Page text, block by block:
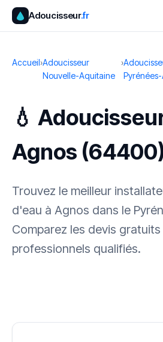
Adoucisseur.fr
Accueil›Adoucisseur
Nouvelle-Aquitaine
›
💧
Agnos
Trouvez le meilleur
d'eau à Agnos dans le
Comparez les devis
professionnels qualifiés.